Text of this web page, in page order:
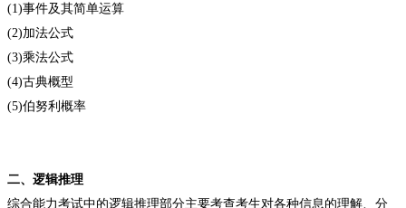
(1)事件及其简单运算
(2)加法公式
(3)乘法公式
(4)古典概型
(5)伯努利概率
二、逻辑推理
综合能力考试中的逻辑推理部分主要考查考生对各种信息的理解、分